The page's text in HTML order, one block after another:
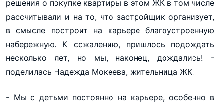
решения о покупке квартиры в этом ЖК в том числе
рассчитывали и на то, что застройщик организует,
в смысле построит на карьере благоустроенную
набережную. К сожалению, пришлось подождать
несколько лет, но мы, наконец, дождались! -
поделилась Надежда Мокеева, жительница ЖК.
- Мы с детьми постоянно на карьере, особенно в